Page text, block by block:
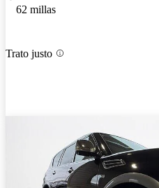
62 millas
Trato justo